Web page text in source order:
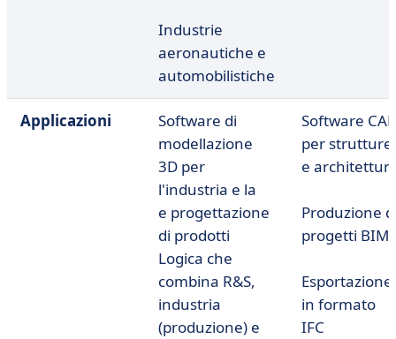
Industrie
aeronautiche e
automobilistiche
Applicazioni
Software di
modellazione
3D per
l'industria e la
e progettazione
di prodotti
Logica che
combina R&S,
industria
(produzione) e
Software
per strutture
e
Produzione
progetti BIM
Esportazione
in formato
IFC